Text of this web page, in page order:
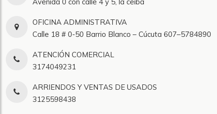
OFICINA ADMINISTRATIVA
Calle 18 # 0-50 Barrio Blanco – Cúcuta 607–5784890
ATENCIÓN COMERCIAL
3174049231
ARRIENDOS Y VENTAS DE USADOS
3125598438